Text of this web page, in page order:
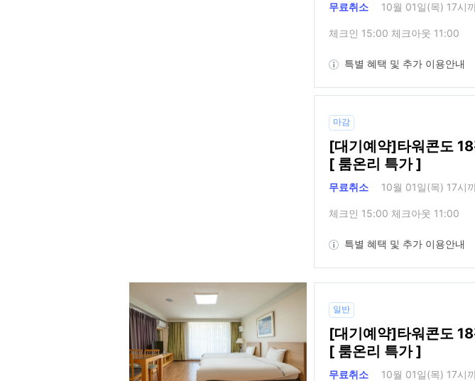
무료취소 10월 01일(목) 17시
체크인 15:00 체크아웃 11:00
특별 혜택 및 추가 이용안내
마감
[대기예약]타워콘도
[ 룸온리 특가 ]
무료취소 10월 01일(목) 17시
체크인 15:00 체크아웃 11:00
특별 혜택 및 추가 이용안내
일반
[대기예약]타워콘도
[ 룸온리 특가 ]
무료취소 10월 01일(목) 17시